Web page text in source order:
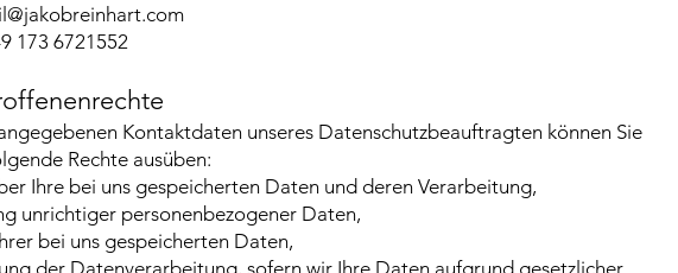
173 6721552
Kontaktdaten unseres Datenschutzbeauftragten können Sie
Rechte ausüben:
Ihre bei uns gespeicherten Daten und deren Verarbeitung,
unrichtiger personenbezogener Daten,
bei uns gespeicherten Daten,
der Datenverarbeitung, sofern wir Ihre Daten aufgrund gesetzlicher